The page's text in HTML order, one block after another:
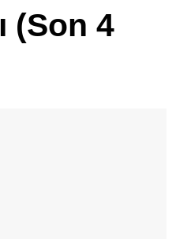
(Son 4